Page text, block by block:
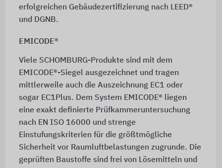
erfolgreichen Gebäudezertifizierung nach LEED®
und DGNB.
EMICODE®
Viele SCHOMBURG-Produkte sind mit dem
EMICODE®-Siegel ausgezeichnet und tragen
mittlerweile auch die Auszeichnung EC1 oder
sogar EC1Plus. Dem System EMICODE® liegen
eine exakt definierte Prüfkammeruntersuchung
nach EN ISO 16000 und strenge
Einstufungskriterien für die größtmögliche
Sicherheit vor Raumluftbelastungen zugrunde. Die
geprüften Baustoffe sind frei von Lösemitteln und